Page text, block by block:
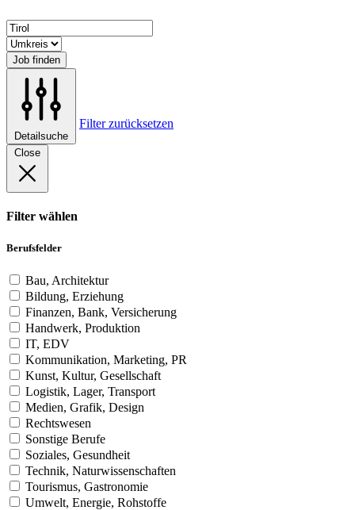
Job finden
Detailsuche
Filter zurücksetzen
Close
Filter wählen
Berufsfelder
Bau, Architektur
Bildung, Erziehung
Finanzen, Bank, Versicherung
Handwerk, Produktion
IT, EDV
Kommunikation, Marketing, PR
Kunst, Kultur, Gesellschaft
Logistik, Lager, Transport
Medien, Grafik, Design
Rechtswesen
Sonstige Berufe
Soziales, Gesundheit
Technik, Naturwissenschaften
Tourismus, Gastronomie
Umwelt, Energie, Rohstoffe